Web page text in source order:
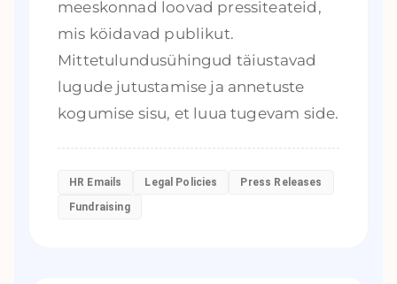
meeskonnad loovad pressiteateid,
mis köidavad publikut.
Mittetulundusühingud täiustavad
lugude jutustamise ja annetuste
kogumise sisu, et luua tugevam side.
HR Emails Legal Policies
Press Releases
Fundraising